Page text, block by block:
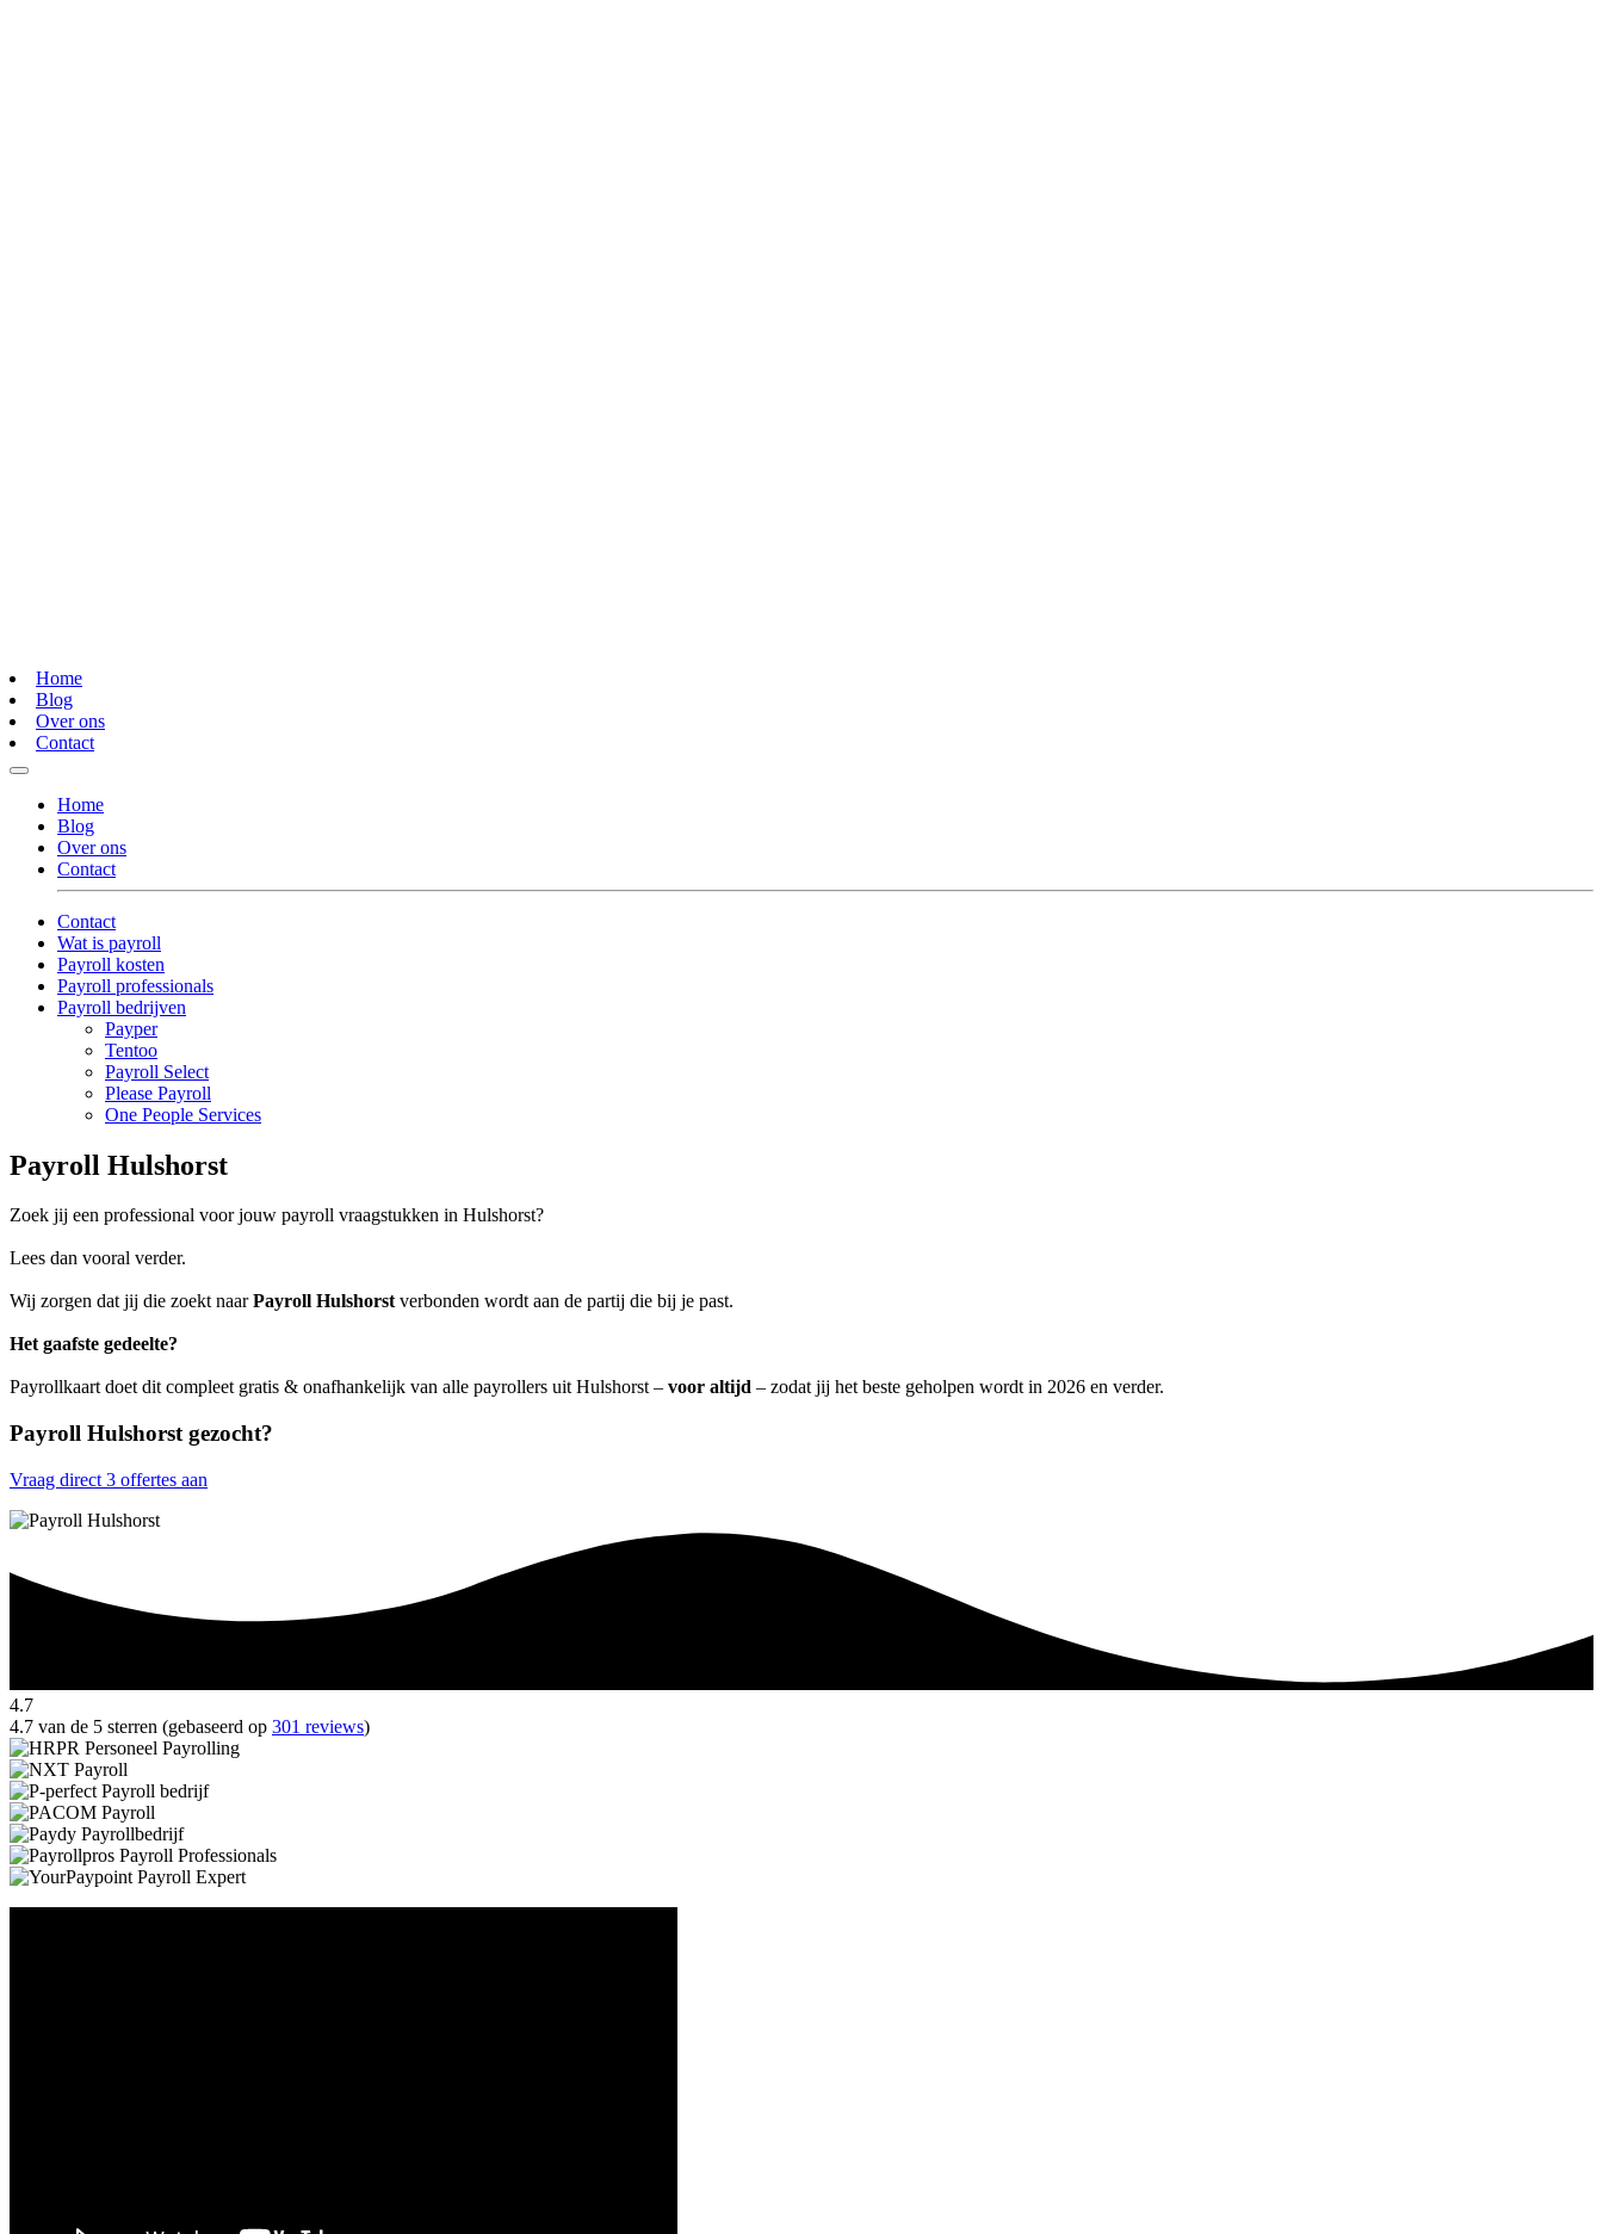
Home
Blog
Over ons
Contact
Home
Blog
Over ons
Contact
Contact
Wat is payroll
Payroll kosten
Payroll professionals
Payroll bedrijven
Payper
Tentoo
Payroll Select
Please Payroll
One People Services
Payroll Hulshorst
Zoek jij een professional voor jouw payroll vraagstukken in Hulshorst?
Lees dan vooral verder.
Wij zorgen dat jij die zoekt naarPayroll Hulshorstverbonden wordt aan de partij die bij je past.
Het gaafste gedeelte?
Payrollkaart doet dit compleet gratis & onafhankelijk van alle payrollers uit Hulshorst – voor altijd – zodat jij het beste geholpen wordt in 2026 en verder.
Payroll Hulshorst gezocht?
Vraag direct 3 offertes aan
4.7
4.7 van de 5 sterren (gebaseerd op 301 reviews)